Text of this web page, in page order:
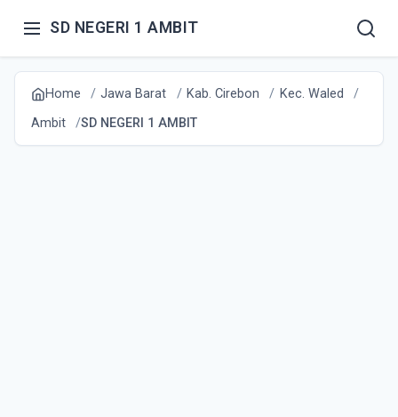
SD NEGERI 1 AMBIT
Home Jawa Barat Kab. Cirebon
Kec. Waled
Ambit
SD NEGERI 1 AMBIT